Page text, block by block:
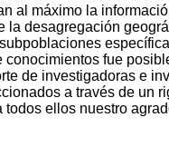
al máximo la
la desagregación
conocimientos fue
de investigadoras e
a través de un
todos ellos nuestro